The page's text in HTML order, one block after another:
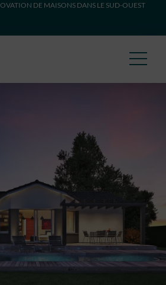
DE MAISONS DANS LE SUD-OUEST